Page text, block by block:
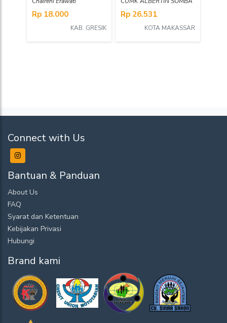
Rp 18.000
KAB. GRESIK
Rp 26.531
KOTA MAKASSAR
Connect with Us
Bantuan & Panduan
About Us
FAQ
Syarat dan Ketentuan
Kebijakan Privasi
Hubungi
Brand kami